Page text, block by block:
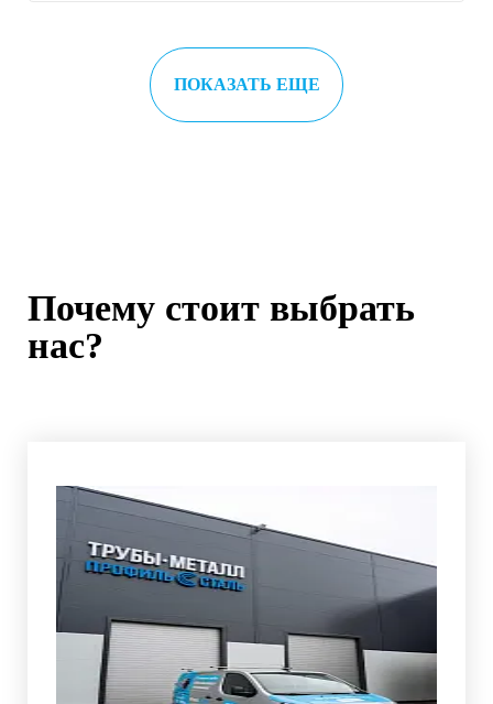
ПОКАЗАТЬ ЕЩЕ
Почему стоит выбрать
нас?